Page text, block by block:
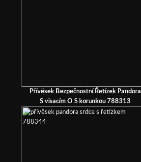
Přívěsek Bezpečnostní Řetízek Pandora
S visacím O S korunkou 788313